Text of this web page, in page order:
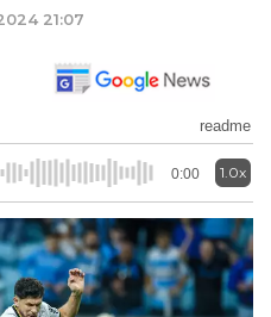
21:07
readme
0:00 1.0x